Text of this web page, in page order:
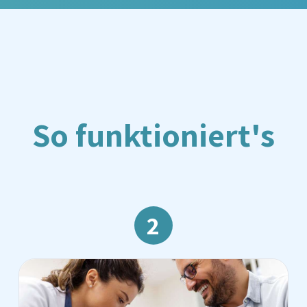
So funktioniert's
2